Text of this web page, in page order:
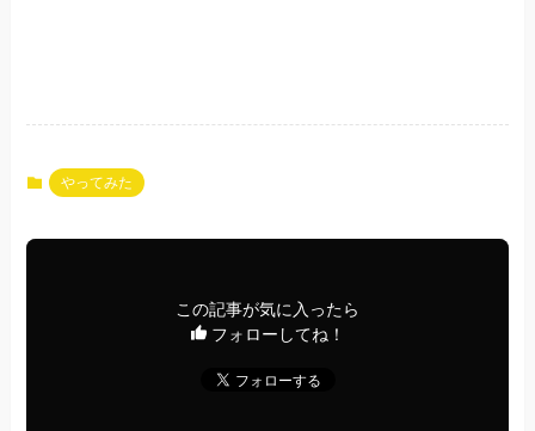
やってみた
この記事が気に入ったら
フォローしてね！